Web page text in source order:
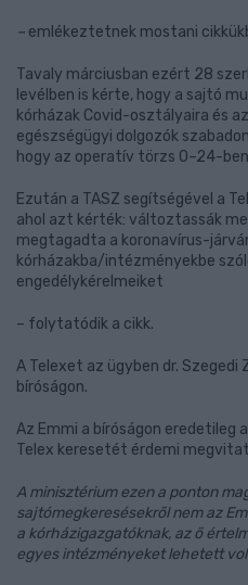
– emlékeztetnek mostani
Tavaly márciusban ezért 28
levélben is kérte, hogy a sajtó
kórházak Covid-osztályaira és
egészségügyi dolgozók
hogy az operatív törzs 0–24-
Ezután a TASZ segítségével a
ahol azt kérték: változtassák
megtagadta a koronavírus-
kórházakba/intézményekbe
engedélykérelmeiket
– folytatódik a cikk.
A Telexet az ügyben dr.
bíróságon.
Az Emmi a bíróságon eredetileg
Telex keresetét érdemi
A minisztérium ezen a ponton
sajtómegkeresésekről nem az
a kórházigazgatóknak, az ő
egyes intézményeket lehetett